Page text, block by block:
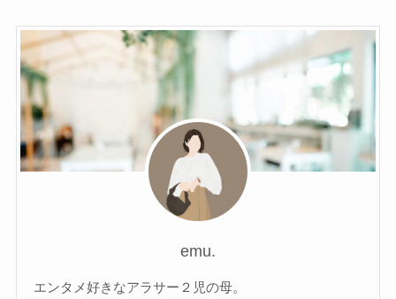
emu.
エンタメ好きなアラサー２児の母。